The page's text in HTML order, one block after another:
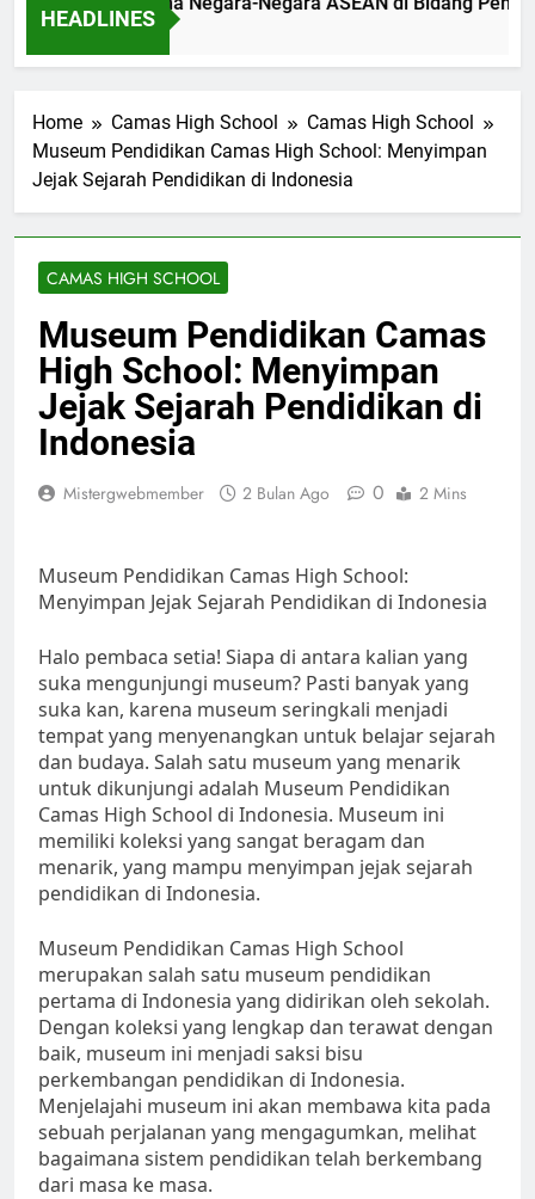
HEADLINES
Home Camas High School
Camas High School
Museum Pendidikan Camas High School: Menyimpan
Jejak Sejarah Pendidikan di Indonesia
CAMAS HIGH SCHOOL
Museum Pendidikan Camas
High School: Menyimpan
Jejak Sejarah Pendidikan di
Indonesia
Mistergwebmember 2 Bulan Ago 0 2 Mins
Museum Pendidikan Camas High School:
Menyimpan Jejak Sejarah Pendidikan di Indonesia
Halo pembaca setia! Siapa di antara kalian yang
suka mengunjungi museum? Pasti banyak yang
suka kan, karena museum seringkali menjadi
tempat yang menyenangkan untuk belajar sejarah
dan budaya. Salah satu museum yang menarik
untuk dikunjungi adalah Museum Pendidikan
Camas High School di Indonesia. Museum ini
memiliki koleksi yang sangat beragam dan
menarik, yang mampu menyimpan jejak sejarah
pendidikan di Indonesia.
Museum Pendidikan Camas High School
merupakan salah satu museum pendidikan
pertama di Indonesia yang didirikan oleh sekolah.
Dengan koleksi yang lengkap dan terawat dengan
baik, museum ini menjadi saksi bisu
perkembangan pendidikan di Indonesia.
Menjelajahi museum ini akan membawa kita pada
sebuah perjalanan yang mengagumkan, melihat
bagaimana sistem pendidikan telah berkembang
dari masa ke masa.